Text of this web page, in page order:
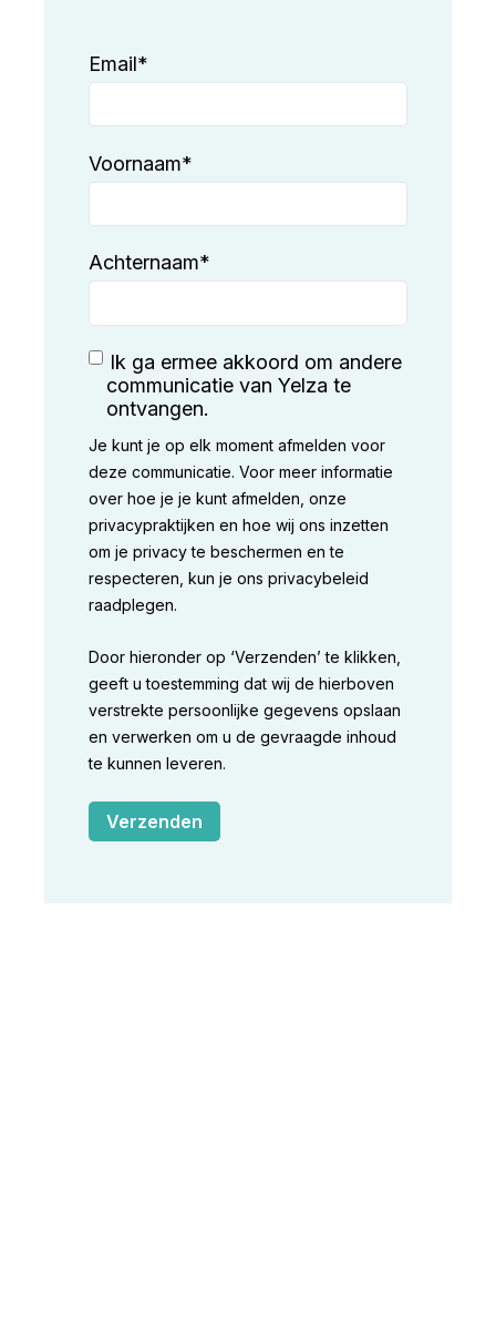
Email*
Voornaam*
Achternaam*
Ik ga ermee akkoord om andere
communicatie van Yelza te
ontvangen.
Je kunt je op elk moment afmelden voor
deze communicatie. Voor meer informatie
over hoe je je kunt afmelden, onze
privacypraktijken en hoe wij ons inzetten
om je privacy te beschermen en te
respecteren, kun je ons privacybeleid
raadplegen.
Door hieronder op ‘Verzenden’ te klikken,
geeft u toestemming dat wij de hierboven
verstrekte persoonlijke gegevens opslaan
en verwerken om u de gevraagde inhoud
te kunnen leveren.